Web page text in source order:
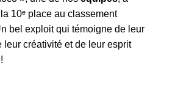
10ᵉ place au classement
bel exploit qui témoigne de leur
leur créativité et de leur esprit